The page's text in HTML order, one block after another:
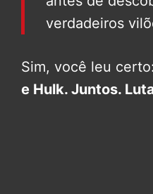
verdadeiros
Sim, você leu certo:
e Hulk. Juntos.